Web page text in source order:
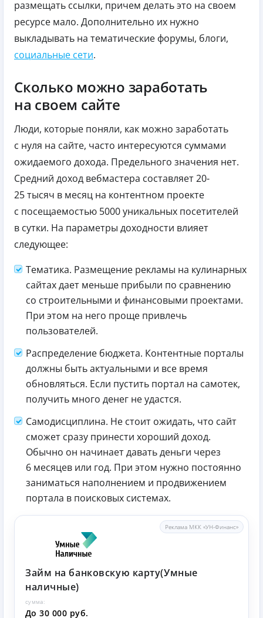
размещать ссылки, причем делать это на своем
ресурсе мало. Дополнительно их нужно
выкладывать на тематические форумы, блоги,
социальные сети.
Сколько можно заработать
на своем сайте
Люди, которые поняли, как можно заработать
с нуля на сайте, часто интересуются суммами
ожидаемого дохода. Предельного значения нет.
Средний доход вебмастера составляет 20-
25 тысяч в месяц на контентном проекте
с посещаемостью 5000 уникальных посетителей
в сутки. На параметры доходности влияет
следующее:
Тематика. Размещение рекламы на кулинарных
сайтах дает меньше прибыли по сравнению
со строительными и финансовыми проектами.
При этом на него проще привлечь
пользователей.
Распределение бюджета. Контентные порталы
должны быть актуальными и все время
обновляться. Если пустить портал на самотек,
получить много денег не удастся.
Самодисциплина. Не стоит ожидать, что сайт
сможет сразу принести хороший доход.
Обычно он начинает давать деньги через
6 месяцев или год. При этом нужно постоянно
заниматься наполнением и продвижением
портала в поисковых системах.
Реклама МКК «УН-Финанс»
Займ на банковскую карту(Умные
наличные)
сумма:
До 30 000 руб.